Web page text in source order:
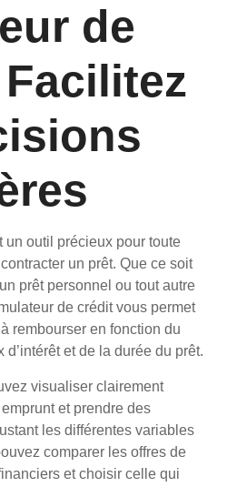
de
un outil précieux pour toute
un prêt. Que ce soit
prêt personnel ou tout autre
de crédit vous permet
rembourser en fonction du
d’intérêt et de la durée du prêt.
visualiser clairement
et prendre des
les différentes variables
comparer les offres de
et choisir celle qui